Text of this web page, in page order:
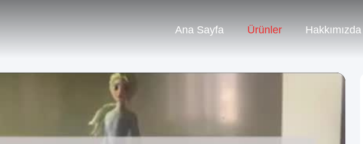
Ana Sayfa Ürünler Hakkımızda